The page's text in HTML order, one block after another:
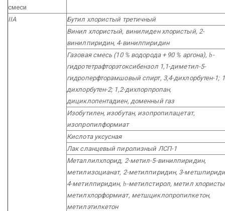
смеси
IIA
Бутил хлористый третичный
Винил хлористый, винилиден хлористый, 2-
винилпиридин, 4-винилпиридин
Газовая смесь (10 % водорода + 90 % аргона), b-
гидротетрафторэтоксибензол 1,1-диметил-5-
гидроперфторамшовый спирт, 3,4-дихлорбутен-1;
дихлорбутен-2; 1,2-дихлорпропан,
дициклопентадиен, доменный газ
Изобутилен, изобутан, изопропилацетат,
изопропилформиат
Кислота уксусная
Лак сланцевый пиролизный ЛСП-1
Металлилхлорид, 2-метил-5-винилпиридин,
метилизоцианат, 2-метилпиридин, 3-
4-метилпиридин, b-метилстирол, метил
метилхлорформиат, метшциклопропилкетон,
метилэтилкетон